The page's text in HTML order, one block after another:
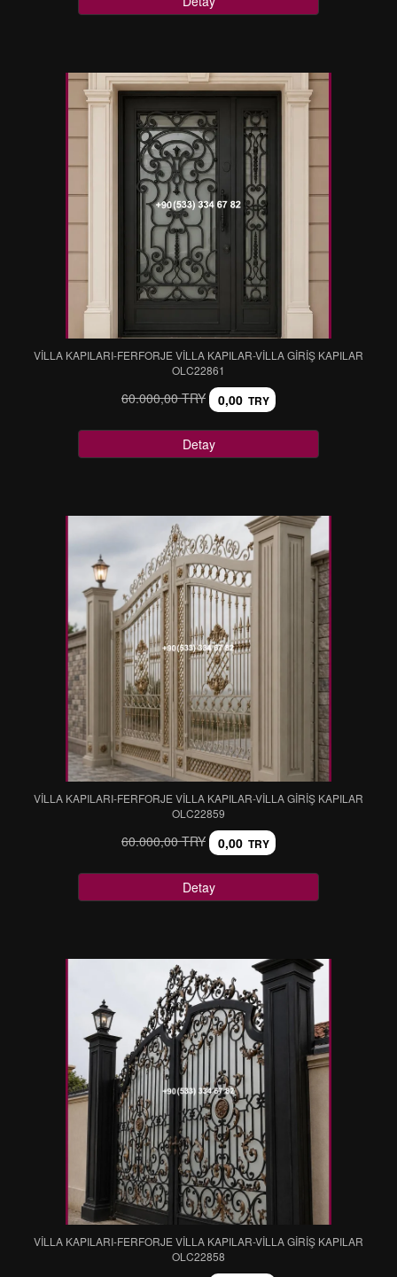
VİLLA KAPILARI-FERFORJE VİLLA KAPILAR-VİLLA GİRİŞ KAPILAR
OLC22861
60.000,00 TRY 0,00 TRY
Detay
VİLLA KAPILARI-FERFORJE VİLLA KAPILAR-VİLLA GİRİŞ KAPILAR
OLC22859
60.000,00 TRY 0,00 TRY
Detay
VİLLA KAPILARI-FERFORJE VİLLA KAPILAR-VİLLA GİRİŞ KAPILAR
OLC22858